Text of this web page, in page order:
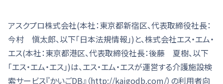
アスクプロ株式会社(本社：東京都新宿区、代表取締役社長：
今村 愼太郎、以下「日本法規情報」)と、株式会社エス・エム・
エス(本社：東京都港区、代表取締役社長：後藤 夏樹、以下
「エス・エム・エス」)は、エス・エム・エスが運営する介護施設検
索サービス『かいごDB』（http://kaigodb.com/）の利用者向